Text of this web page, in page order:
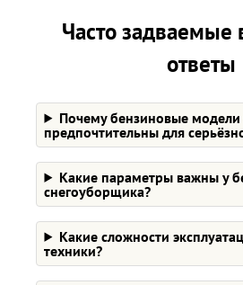
Часто задваемые
ответы
Почему бензиновые модели
предпочтительны для
Какие параметры важны у
снегоуборщика?
Какие сложности
техники?